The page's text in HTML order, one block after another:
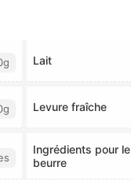
Lait
Levure fraîche
Ingrédients pour
beurre